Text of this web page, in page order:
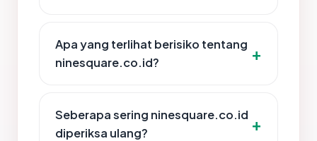
Apa yang terlihat berisiko tentang
ninesquare.co.id?
Seberapa sering ninesquare.co.id
diperiksa ulang?